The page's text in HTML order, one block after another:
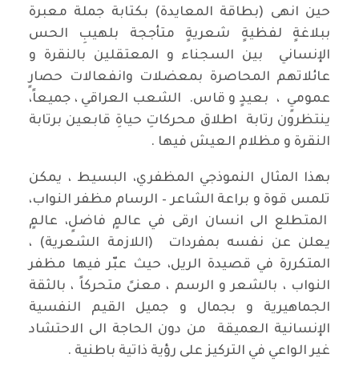
حين انهى (بطاقة المعايدة) بكتابة جملة معبرة
ببلاغةٍ لفظيةٍ شعريةٍ متأججة بلهيبِ الحس
الإنساني بين السجناء و المعتقلين بالنقرة و
عائلاتهم المحاصرة بمعضلات وانفعالات حصارٍ
عموميٍ ، بعيدٍ و قاس. الشعب العراقي ، جميعاً،
ينتظرون رتابة اطلاق محركاتِ حياةِ قابعين برتابة
النقرة و مظلام العيش فيها .
بهذا المثال النموذجي المظفري، البسيط ، يمكن
تلمس قوة و براعة الشاعر – الرسام مظفر النواب،
المتطلع الى انسان ارقى في عالمٍ فاضلٍ، عالمٍ
يعلن عن نفسه بمفردات (اللازمة الشعرية) ،
المتكررة في قصيدة الريل، حيث عبّر فيها مظفر
النواب ، بالشعر و الرسم ، معنىً متحركاً ، بالثقة
الجماهيرية و بجمال و جميل القيم النفسية
الإنسانية العميقة من دون الحاجة الى الاحتشاد
غير الواعي في التركيز على رؤية ذاتية باطنية .